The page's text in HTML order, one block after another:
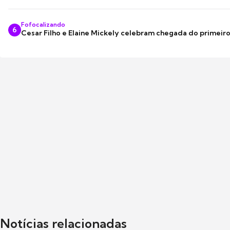
6
Fofocalizando
Cesar Filho e Elaine Mickely celebram chegada do
Notícias relacionadas